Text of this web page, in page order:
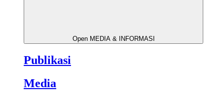
Open MEDIA & INFORMASI
Publikasi
Media